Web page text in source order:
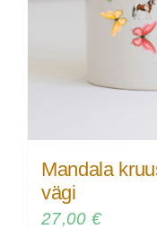
Mandala
vägi
27,00 €